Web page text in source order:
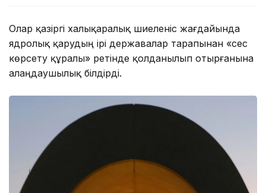
Олар қазіргі халықаралық шиеленіс жағдайында
ядролық қарудың ірі державалар тарапынан «сес
көрсету құралы» ретінде қолданылып отырғанына
алаңдаушылық білдірді.